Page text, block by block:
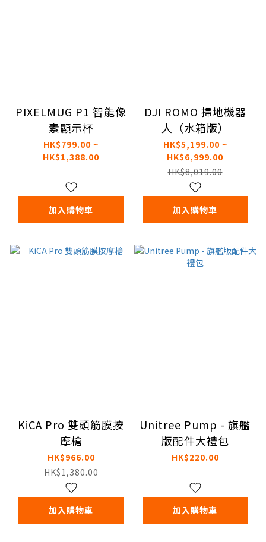
PIXELMUG P1 智能像
素顯示杯
HK$799.00 ~
HK$1,388.00
加入購物車
DJI ROMO 掃地機器
人（水箱版）
HK$5,199.00 ~
HK$6,999.00
HK$8,019.00
加入購物車
KiCA Pro 雙頭筋膜按
摩槍
HK$966.00
HK$1,380.00
加入購物車
Unitree Pump - 旗艦
版配件大禮包
HK$220.00
加入購物車